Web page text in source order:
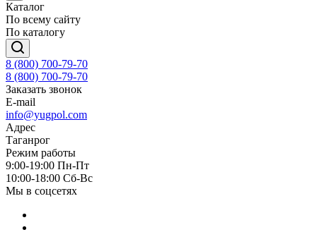
Каталог
По всему сайту
По каталогу
8 (800) 700-79-70
8 (800) 700-79-70
Заказать звонок
E-mail
info@yugpol.com
Адрес
Таганрог
Режим работы
9:00-19:00 Пн-Пт
10:00-18:00 Cб-Вс
Мы в соцсетях